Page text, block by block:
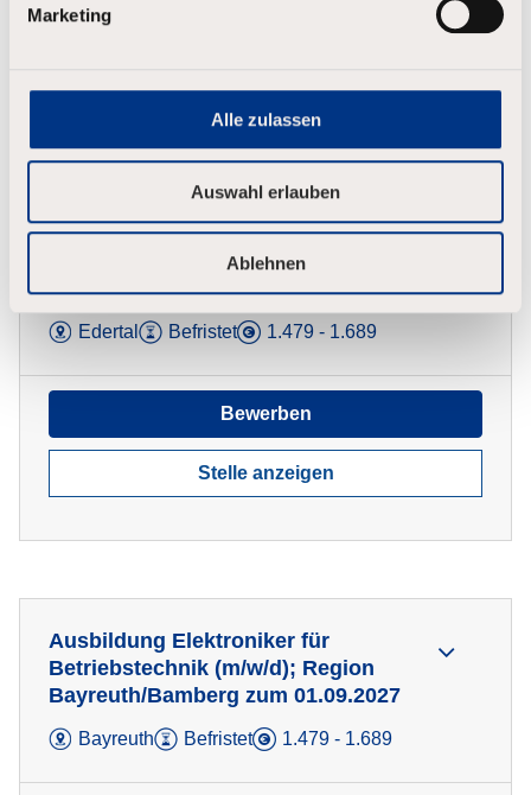
Marketing
Alle zulassen
Auswahl erlauben
Ablehnen
Ausbildung Elektroniker für
Betriebstechnik (m/w/d); Region
Edertal/Nord-Hessen zum 01.09.2027
Edertal Befristet 1.479 - 1.689
Bewerben
Stelle anzeigen
Ausbildung Elektroniker für
Betriebstechnik (m/w/d); Region
Bayreuth/Bamberg zum 01.09.2027
Bayreuth Befristet 1.479 - 1.689